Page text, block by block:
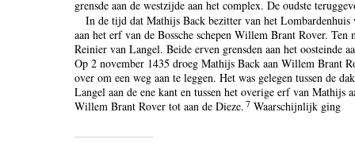
grensde aan de westzijde aan het complex. De oudste
In de tijd dat Mathijs Back bezitter van het Lombardenhuis
aan het erf van de Bossche schepen Willem Brant Rover.
Reinier van Langel. Beide erven grensden aan het oosteinde
Op 2 november 1435 droeg Mathijs Back aan Willem Brant
over om een weg aan te leggen. Het was gelegen tussen de
Langel aan de ene kant en tussen het overige erf van Mathijs
Willem Brant Rover tot aan de Dieze. 7Waarschijnlijk ging